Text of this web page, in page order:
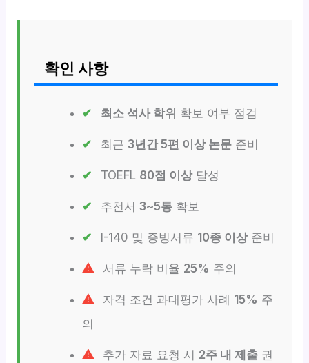
확인 사항
최소 석사 학위 확보 여부 점검
최근 3년간 5편 이상 논문준비
TOEFL 80점 이상달성
추천서 3~5통확보
I-140 및 증빙서류 10종 이상준비
서류 누락 비율 25% 주의
자격 조건 과대평가 사례 15% 주
의
추가 자료 요청 시 2주 내 제출권